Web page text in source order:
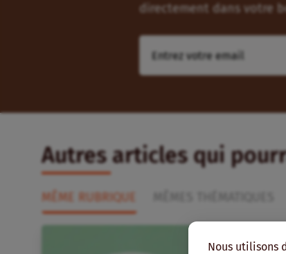
Nous utilisons
directement dans votre
Autres articles qui
MÊME RUBRIQUE